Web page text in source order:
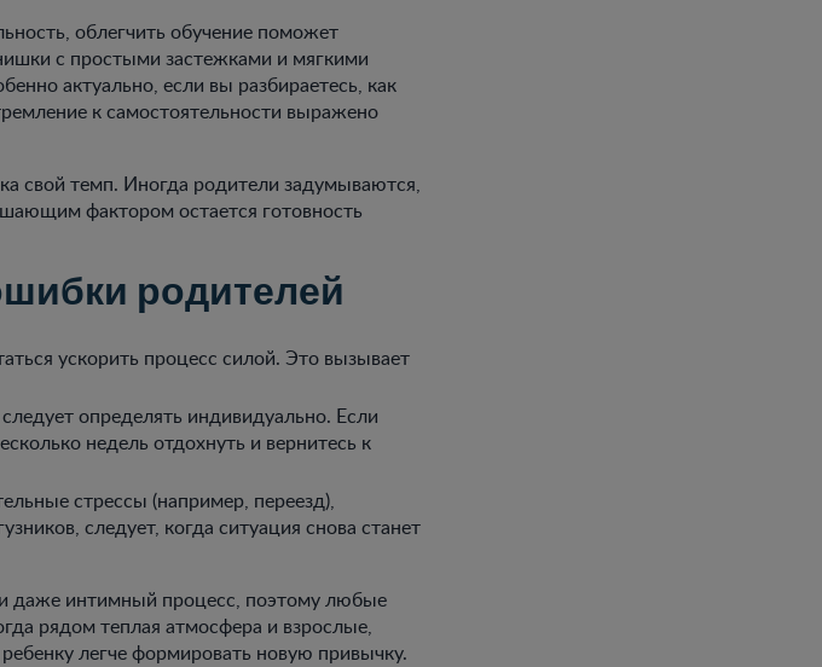
облегчить обучение поможет
с простыми застежками и мягкими
актуально, если вы разбираетесь, как
к самостоятельности выражено
свой темп. Иногда родители задумываются,
фактором остается готовность
родителей
ускорить процесс силой. Это вызывает
определять индивидуально. Если
недель отдохнуть и вернитесь к
стрессы (например, переезд),
следует, когда ситуация снова станет
интимный процесс, поэтому любые
рядом теплая атмосфера и взрослые,
легче формировать новую привычку.